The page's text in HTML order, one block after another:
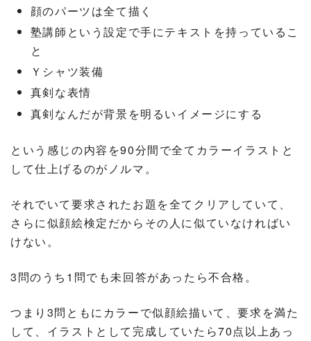
顔のパーツは全て描く
塾講師という設定で手にテキストを持っているこ
と
Ｙシャツ装備
真剣な表情
真剣なんだが背景を明るいイメージにする
という感じの内容を90分間で全てカラーイラストと
して仕上げるのがノルマ。
それでいて要求されたお題を全てクリアしていて、
さらに似顔絵検定だからその人に似ていなければい
けない。
3問のうち1問でも未回答があったら不合格。
つまり3問ともにカラーで似顔絵描いて、要求を満た
して、イラストとして完成していたら70点以上あっ